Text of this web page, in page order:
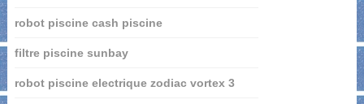
robot piscine cash piscine
filtre piscine sunbay
robot piscine electrique zodiac vortex 3